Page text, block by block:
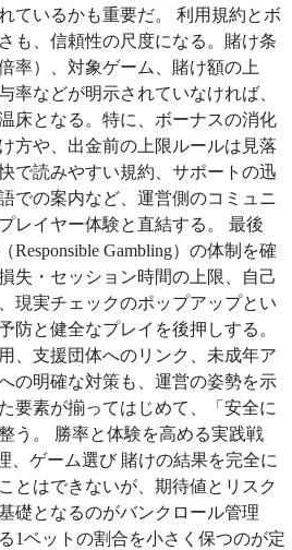
ているかも重要だ。 利用規約とボ
も、信頼性の尺度になる。賭け条
率）、対象ゲーム、賭け額の上
率などが明示されていなければ、
床となる。特に、ボーナスの消化
方や、出金前の上限ルールは見落
で読みやすい規約、サポートの迅
での案内など、運営側のコミュニ
レイヤー体験と直結する。 最後
Responsible Gambling）の体制を確
失・セッション時間の上限、自己
現実チェックのポップアップとい
防と健全なプレイを後押しする。
、支援団体へのリンク、未成年ア
の明確な対策も、運営の姿勢を示
要素が揃ってはじめて、「安全に
う。 勝率と体験を高める実践戦
、ゲーム選び 賭けの結果を完全に
とはできないが、期待値とリスク
礎となるのがバンクロール管理
1ベットの割合を小さく保つのが定